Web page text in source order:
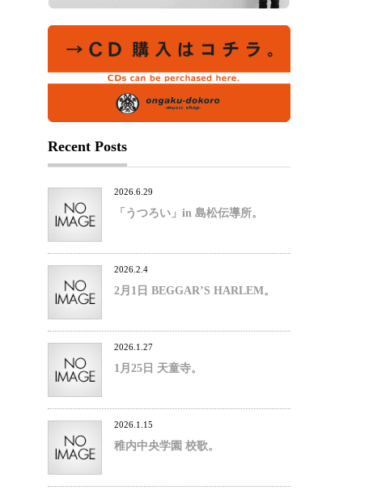
Recent Posts
2026.6.29
「うつろい」in 島松伝導所。
2026.2.4
2月1日 BEGGAR’S HARLEM。
2026.1.27
1月25日 天童寺。
2026.1.15
稚内中央学園 校歌。